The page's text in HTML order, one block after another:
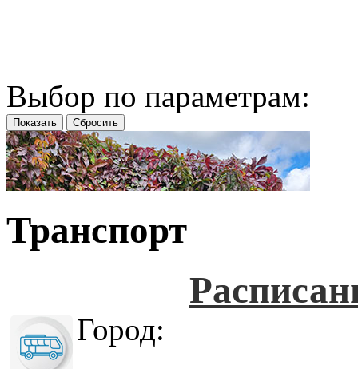
Выбор по параметрам:
Транспорт
Город: